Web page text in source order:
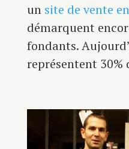
un site de vente
démarquent
fondants.
représentent 30%